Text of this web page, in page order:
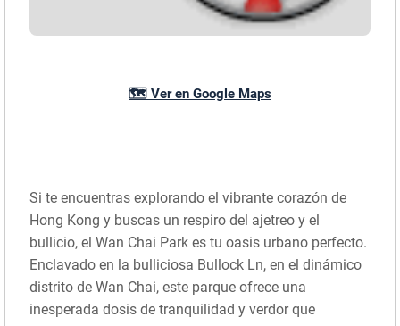
🗺️ Ver en Google Maps
Si te encuentras explorando el vibrante corazón de
Hong Kong y buscas un respiro del ajetreo y el
bullicio, el Wan Chai Park es tu oasis urbano perfecto.
Enclavado en la bulliciosa Bullock Ln, en el dinámico
distrito de Wan Chai, este parque ofrece una
inesperada dosis de tranquilidad y verdor que